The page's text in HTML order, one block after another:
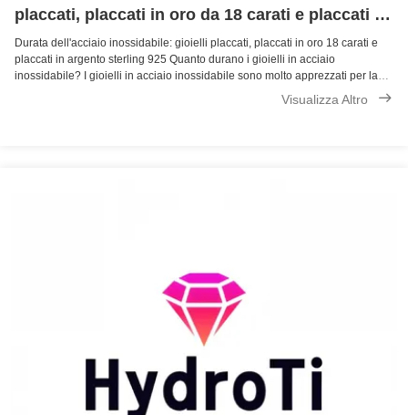
placcati, placcati in oro da 18 carati e placcati in
argento da 925 sterling
Durata dell'acciaio inossidabile: gioielli placcati, placcati in oro 18 carati e
placcati in argento sterling 925 Quanto durano i gioielli in acciaio
inossidabile? I gioielli in acciaio inossidabile sono molto apprezzati per la
loro resistenza alla ruggine, all'ossidazione e alla corrosione. Se ...
Visualizza Altro